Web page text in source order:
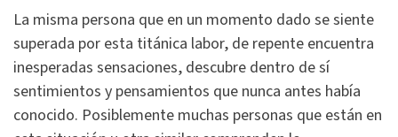
La misma persona que en un momento dado se siente
superada por esta titánica labor, de repente encuentra
inesperadas sensaciones, descubre dentro de sí
sentimientos y pensamientos que nunca antes había
conocido. Posiblemente muchas personas que están en